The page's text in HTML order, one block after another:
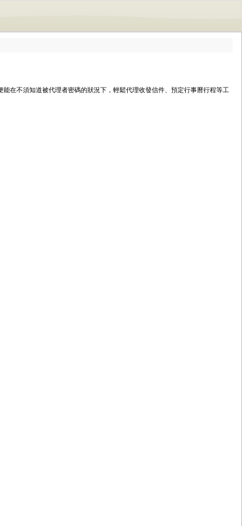
在不須知道被代理者密碼的狀況下，輕鬆代理收發信件、預定行事曆行程等工